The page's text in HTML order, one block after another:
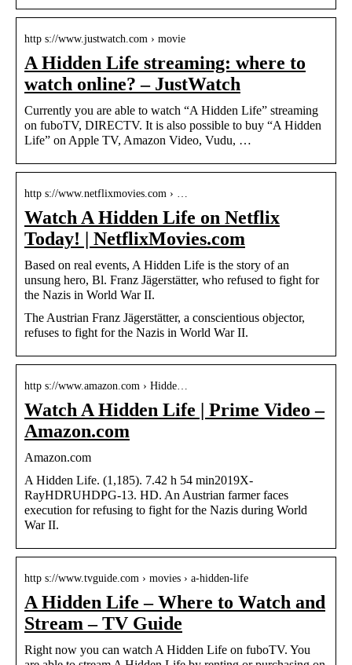
http s://www.justwatch.com › movie
A Hidden Life streaming: where to
watch online? – JustWatch
Currently you are able to watch “A Hidden Life” streaming
on fuboTV, DIRECTV. It is also possible to buy “A Hidden
Life” on Apple TV, Amazon Video, Vudu, …
http s://www.netflixmovies.com › …
Watch A Hidden Life on Netflix
Today! | NetflixMovies.com
Based on real events, A Hidden Life is the story of an
unsung hero, Bl. Franz Jägerstätter, who refused to fight for
the Nazis in World War II.
The Austrian Franz Jägerstätter, a conscientious objector,
refuses to fight for the Nazis in World War II.
http s://www.amazon.com › Hidde…
Watch A Hidden Life | Prime Video –
Amazon.com
Amazon.com
A Hidden Life. (1,185). 7.42 h 54 min2019X-
RayHDRUHDPG-13. HD. An Austrian farmer faces
execution for refusing to fight for the Nazis during World
War II.
http s://www.tvguide.com › movies › a-hidden-life
A Hidden Life – Where to Watch and
Stream – TV Guide
Right now you can watch A Hidden Life on fuboTV. You